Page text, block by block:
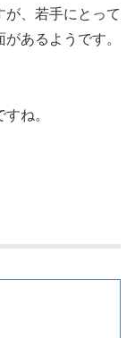
、若手にとって
あるようです。
すね。